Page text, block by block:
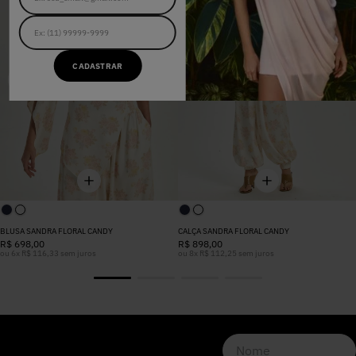
CADASTRAR
BLUSA SANDRA FLORAL CANDY
R$ 698,00
ou 6 x R$ 116, 33 sem juros
CALÇA SANDRA FLORAL CANDY
R$ 898,00
ou 8 x R$ 112,25 sem juros